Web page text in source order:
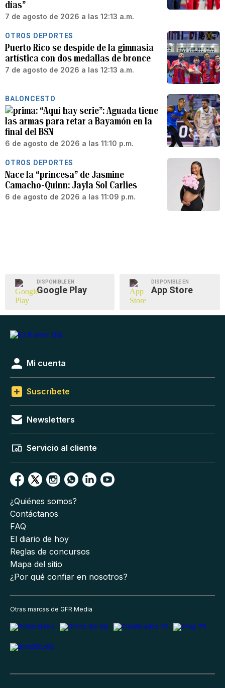
días”
7 de agosto de 2026 a las 12:13 a.m.
OTROS DEPORTES
Puerto Rico se despide de la gimnasia
artística con dos medallas de bronce
7 de agosto de 2026 a las 12:13 a.m.
BALONCESTO
“Aquí hay serie”: Aguada tiene
las armas para retar a Bayamón en la
final del BSN
6 de agosto de 2026 a las 11:10 p.m.
OTROS DEPORTES
Nace la “princesa” de Jasmine
Camacho-Quinn: Jayla Sol Carlies
6 de agosto de 2026 a las 11:09 p.m.
DISPONIBLE EN
Google Play
DISPONIBLE EN
App Store
Mi cuenta
Suscríbete
Newsletters
Servicio al cliente
¿Quiénes somos?
Contáctanos
FAQ
El diario de hoy
Reglas de concursos
Mapa del sitio
¿Por qué confiar en nosotros?
Otras marcas de GFR Media